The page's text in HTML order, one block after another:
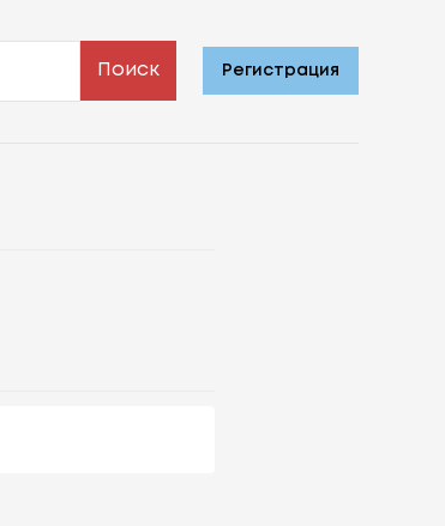
Поиск Регистрация